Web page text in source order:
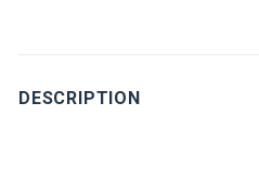
DESCRIPTION